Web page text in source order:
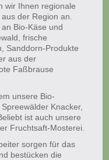
wir Ihnen regionale
der Region an.
Bio-Käse und
frische
Sanddorn-Produkte
aus der
Faßbrause
unsere Bio-
Knacker,
ist auch unsere
Fruchtsaft-Mosterei.
sorgen für das
bestücken die